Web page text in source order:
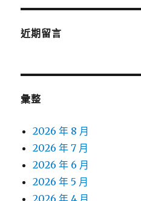
近期留言
彙整
2026 年 8 月
2026 年 7 月
2026 年 6 月
2026 年 5 月